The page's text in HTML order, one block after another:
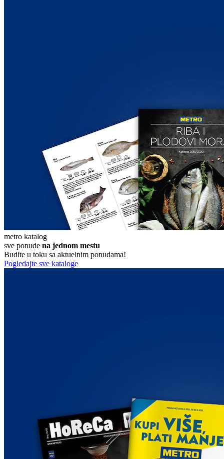
metro katalog
sve ponude na jednom mestu
Budite u toku sa aktuelnim ponudama!
Pogledajte sve kataloge